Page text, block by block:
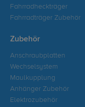
Fahrradheckträger
Fahrradträger Zubehör
Zubehör
Anschraubplatten
Wechselsystem
Maulkupplung
Anhänger Zubehör
Elektrozubehör